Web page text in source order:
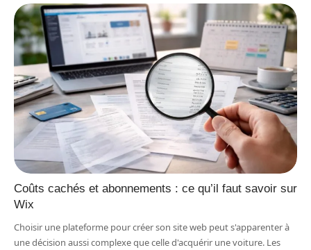
Coûts cachés et abonnements : ce qu’il faut savoir sur
Wix
Choisir une plateforme pour créer son site web peut s'apparenter à
une décision aussi complexe que celle d'acquérir une voiture. Les